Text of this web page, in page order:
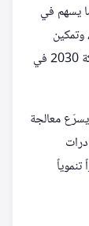
يسهم في
وتمكين
المجتمعات الريفية، انسجاماً مع مستهدفات رؤية المملكة 2030 في
معالجة